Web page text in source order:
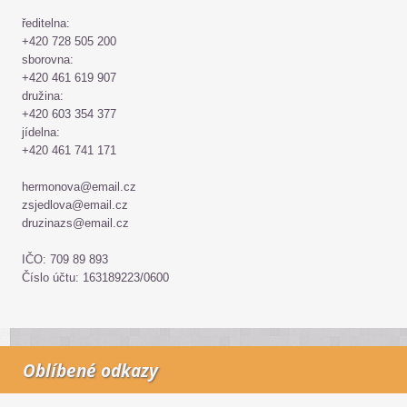
ředitelna:
+420 728 505 200
sborovna:
+420 461 619 907
družina:
+420 603 354 377
jídelna:
+420 461 741 171
hermonova@email.cz
zsjedlova@email.cz
druzinazs@email.cz
IČO: 709 89 893
Číslo účtu: 163189223/0600
Oblíbené odkazy